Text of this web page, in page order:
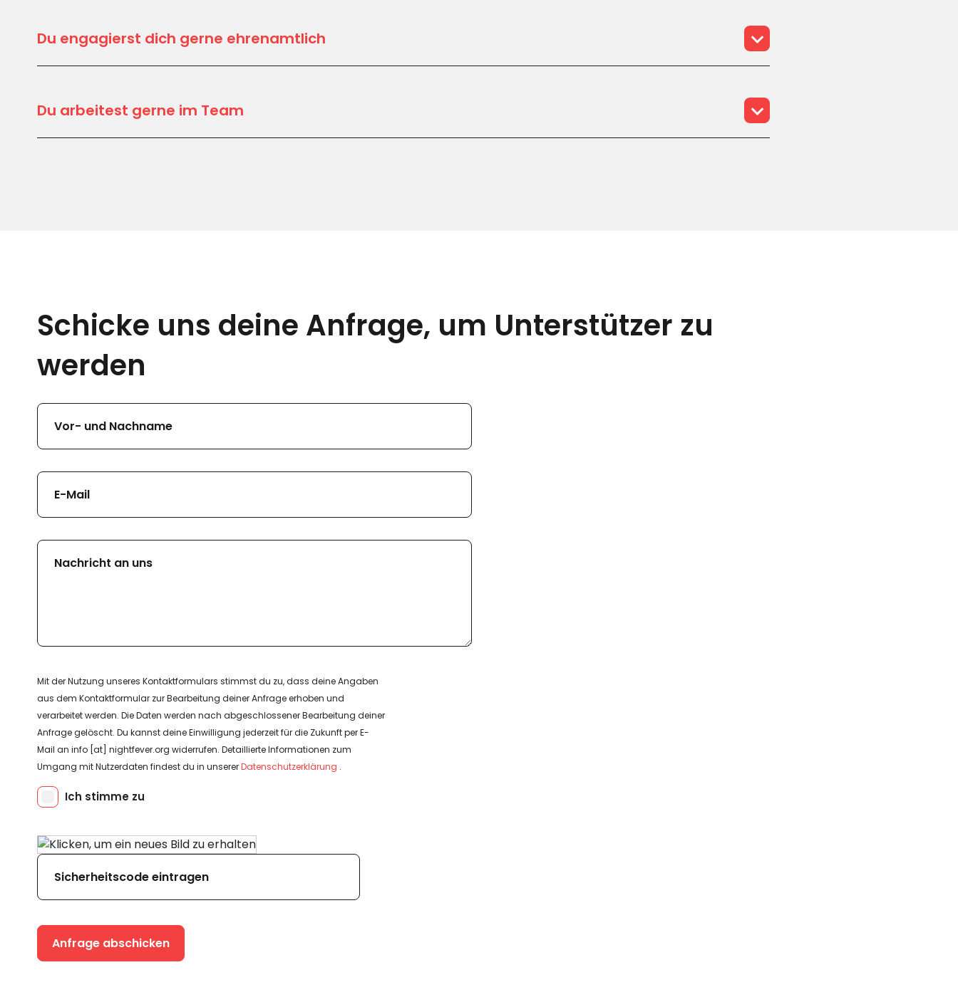
Du engagierst dich gerne ehrenamtlich
Du arbeitest gerne im Team
Schicke uns deine Anfrage, um Unterstützer zu
werden
Mit der Nutzung unseres Kontaktformulars stimmst du zu, dass deine Angaben
aus dem Kontaktformular zur Bearbeitung deiner Anfrage erhoben und
verarbeitet werden. Die Daten werden nach abgeschlossener Bearbeitung deiner
Anfrage gelöscht. Du kannst deine Einwilligung jederzeit für die Zukunft per E-
Mail an info [at] nightfever.org widerrufen. Detaillierte Informationen zum
Umgang mit Nutzerdaten findest du in unsererDatenschutzerklärung .
Anfrage abschicken